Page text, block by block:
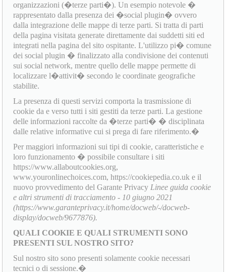
organizzazioni (�terze parti�). Un esempio notevole �
rappresentato dalla presenza dei �social plugin� ovvero
dalla integrazione delle mappe di terze parti. Si tratta di parti
della pagina visitata generate direttamente dai suddetti siti ed
integrati nella pagina del sito ospitante. L'utilizzo pi� comune
dei social plugin � finalizzato alla condivisione dei contenuti
sui social network, mentre quello delle mappe permette di
localizzare l�attivit� secondo le coordinate geografiche
stabilite.
La presenza di questi servizi comporta la trasmissione di
cookie da e verso tutti i siti gestiti da terze parti. La gestione
delle informazioni raccolte da �terze parti� � disciplinata
dalle relative informative cui si prega di fare riferimento.�
Per maggiori informazioni sui tipi di cookie, caratteristiche e
loro funzionamento � possibile consultare i siti
https://www.allaboutcookies.org,
www.youronlinechoices.com, https://cookiepedia.co.uk e il
nuovo provvedimento del Garante Privacy Linee guida cookie
e altri strumenti di tracciamento - 10 giugno 2021
(https://www.garanteprivacy.it/home/docweb/-/docweb-
display/docweb/9677876).
QUALI COOKIE E QUALI STRUMENTI SONO
PRESENTI SUL NOSTRO SITO?
Sul nostro sito sono presenti solamente cookie necessari
tecnici o di sessione.�